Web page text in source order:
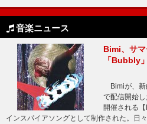
音楽ニュース
Bimi、サ
「Bubbly
Bimiが、新
で配信開始
開催される
インスパイアソングとして制作された。日